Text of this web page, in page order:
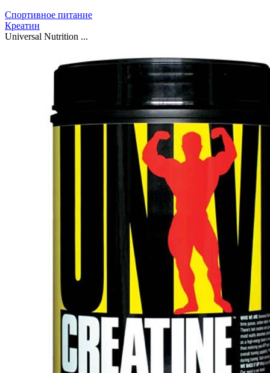
Спортивное питание
Креатин
Universal Nutrition ...